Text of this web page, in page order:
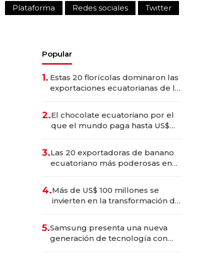
Plataforma
Redes sociales Twitter
Popular
1. Estas 20 florícolas dominaron las
exportaciones ecuatorianas de la
2.El chocolate ecuatoriano por el
que el mundo paga hasta US$
3.Las 20 exportadoras de banano
ecuatoriano más poderosas en
4.Más de US$ 100 millones se
invierten en la transformación de
5.Samsung presenta una nueva
generación de tecnología con